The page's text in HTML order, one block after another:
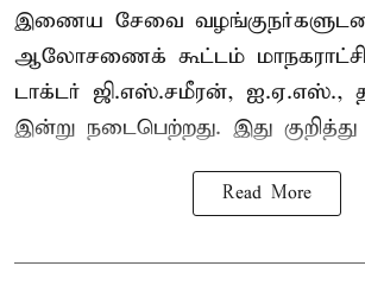
இணைய சேவை
ஆலோசணைக் கூட்டம்
டாக்டர் ஜி.எஸ்.சமீரன், ஐ.ஏ.எஸ்.,
இன்று நடைபெற்றது. இது குறித்து
Read More